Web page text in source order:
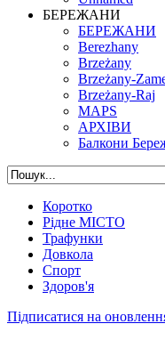
БЕРЕЖАНИ
БЕРЕЖАНИ
Berezhany
Brzeżany
Brzeżany-
Brzeżany-Raj
MAPS
АРХІВИ
Балкони
Коротко
Рідне МІСТО
Трафунки
Довкола
Спорт
Здоров'я
Підписатися на